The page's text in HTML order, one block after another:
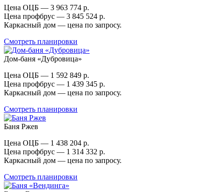
Цена ОЦБ — 3 963 774 р.
Цена профбрус — 3 845 524 р.
Каркасный дом — цена по запросу.
Смотреть планировки
Дом-баня «Дубровица»
Цена ОЦБ — 1 592 849 р.
Цена профбрус — 1 439 345 р.
Каркасный дом — цена по запросу.
Смотреть планировки
Баня Ржев
Цена ОЦБ — 1 438 204 р.
Цена профбрус — 1 314 332 р.
Каркасный дом — цена по запросу.
Смотреть планировки